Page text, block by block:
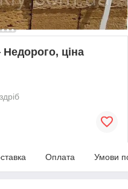
ціна
Оплата Умови